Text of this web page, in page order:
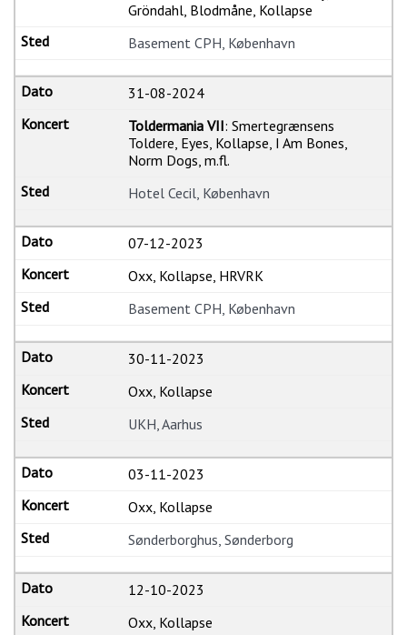
Gröndahl, Blodmåne, Kollapse
Basement CPH, København
31-08-2024
Toldermania VII: Smertegrænsens
Toldere, Eyes, Kollapse, I Am Bones,
Norm Dogs, m.fl.
Hotel Cecil, København
07-12-2023
Oxx, Kollapse, HRVRK
Basement CPH, København
30-11-2023
Oxx, Kollapse
UKH, Aarhus
03-11-2023
Oxx, Kollapse
Sønderborghus, Sønderborg
12-10-2023
Oxx, Kollapse